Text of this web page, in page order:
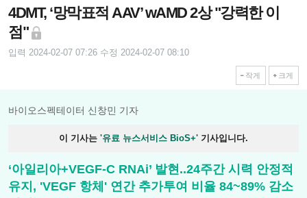
4DMT, ‘망막표적 AAV’ wAMD 2상 "강력한 이
점"
입력 2024-02-07 07:26 수정 2024-02-07 08:10
작게 크게
바이오스펙테이터 신창민 기자
이 기사는 '유료 뉴스서비스 BioS+' 기사입니다.
‘아일리아+VEGF-C RNAi’ 발현..24주간 시력 안정적
유지, 'VEGF 항체' 연간 추가투여 비율 84~89% 감소